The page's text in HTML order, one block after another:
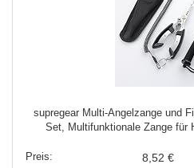
supregear Multi-Angelzange und
Set, Multifunktionale Zange für
8,52 €